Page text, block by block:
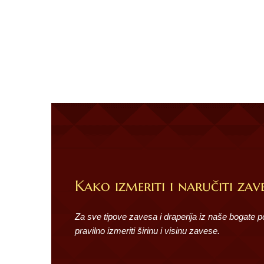
Kako izmeriti i naručiti
Za sve tipove zavesa i draperija iz naše bogate
pravilno izmeriti širinu i visinu zavese.